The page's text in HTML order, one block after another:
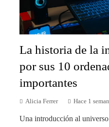
La historia de la
por sus 10
importantes
Alicia Ferrer Hace 1
Una introducción al